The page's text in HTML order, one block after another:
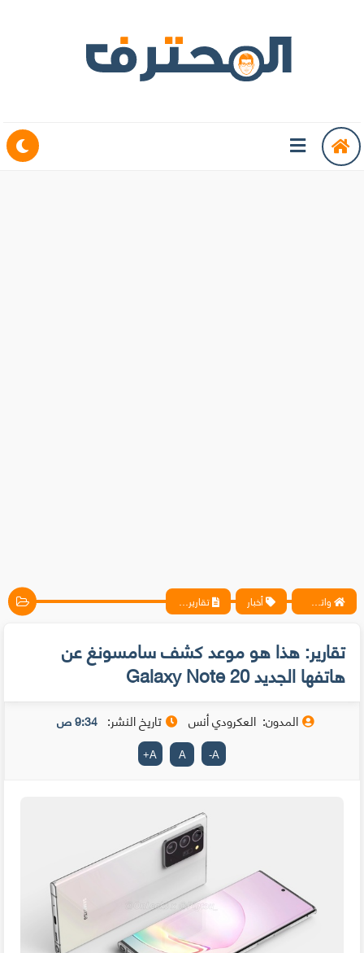
واتس آب ، فيسبوك ، أنترنت ، شروحات تقنية حصرية - المحترف أخبار تقارير: هذا هو موعد كشف سامسونغ عن هاتفها الجديد Galaxy Note 20
تقارير: هذا هو موعد كشف سامسونغ عن
هاتفها الجديد Galaxy Note 20
المدون: العكرودي أنس تاريخ النشر: 9:34 ص
A
-
A
A
+